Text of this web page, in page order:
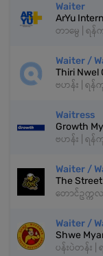
Waiter
ArYu
တာမွေ | ရန်
Waiter /
Thiri Nwel
ဗဟန်း | ရန်
Waitress
Growth
ဗဟန်း | ရန်
Waiter /
The
တောင်ဥက္က
Waiter /
Shwe
ပန်းပဲတန်း |